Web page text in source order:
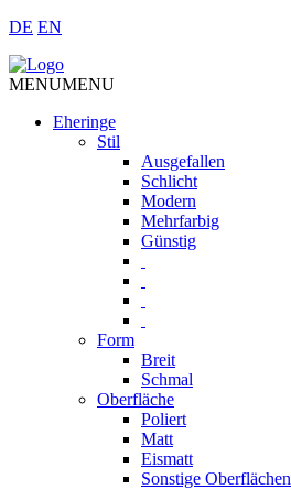
DE EN
MENUMENU
Eheringe
Stil
Ausgefallen
Schlicht
Modern
Mehrfarbig
Günstig
Form
Breit
Schmal
Oberfläche
Poliert
Matt
Eismatt
Sonstige Oberflächen